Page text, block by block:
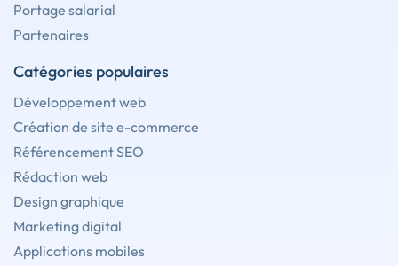
Portage salarial
Partenaires
Catégories populaires
Développement web
Création de site e-commerce
Référencement SEO
Rédaction web
Design graphique
Marketing digital
Applications mobiles